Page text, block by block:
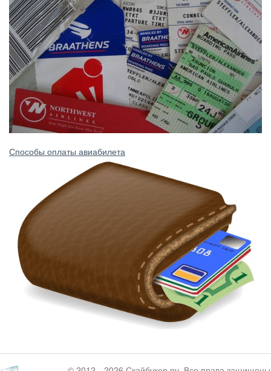
Способы оплаты авиабилета